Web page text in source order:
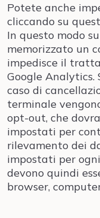
Potete anche
cliccando su
In questo modo
memorizzato un
impedisce il
Google
caso di
terminale
opt-out, che
impostati per
rilevamento dei
impostati per
devono quindi
browser,